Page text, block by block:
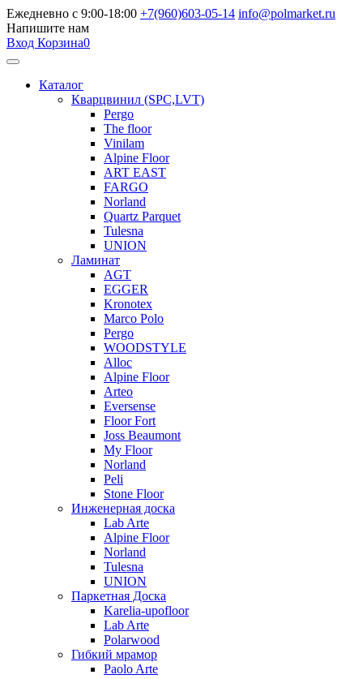
Ежедневно с 9:00-18:00 +7(960)603-05-14 info@polmarket.ru
Напишите нам
Вход Корзина0
Каталог
Кварцвинил (SPC,LVT)
Pergo
The floor
Vinilam
Alpine Floor
ART EAST
FARGO
Norland
Quartz Parquet
Tulesna
UNION
Ламинат
AGT
EGGER
Kronotex
Marco Polo
Pergo
WOODSTYLE
Alloc
Alpine Floor
Arteo
Eversense
Floor Fort
Joss Beaumont
My Floor
Norland
Peli
Stone Floor
Инженерная доска
Lab Arte
Alpine Floor
Norland
Tulesna
UNION
Паркетная Доска
Karelia-upofloor
Lab Arte
Polarwood
Гибкий мрамор
Paolo Arte